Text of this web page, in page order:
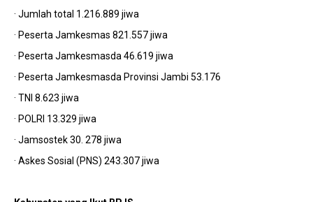
· Jumlah total 1.216.889 jiwa
· Peserta Jamkesmas 821.557 jiwa
· Peserta Jamkesmasda 46.619 jiwa
· Peserta Jamkesmasda Provinsi Jambi 53.176
· TNI 8.623 jiwa
· POLRI 13.329 jiwa
· Jamsostek 30. 278 jiwa
· Askes Sosial (PNS) 243.307 jiwa